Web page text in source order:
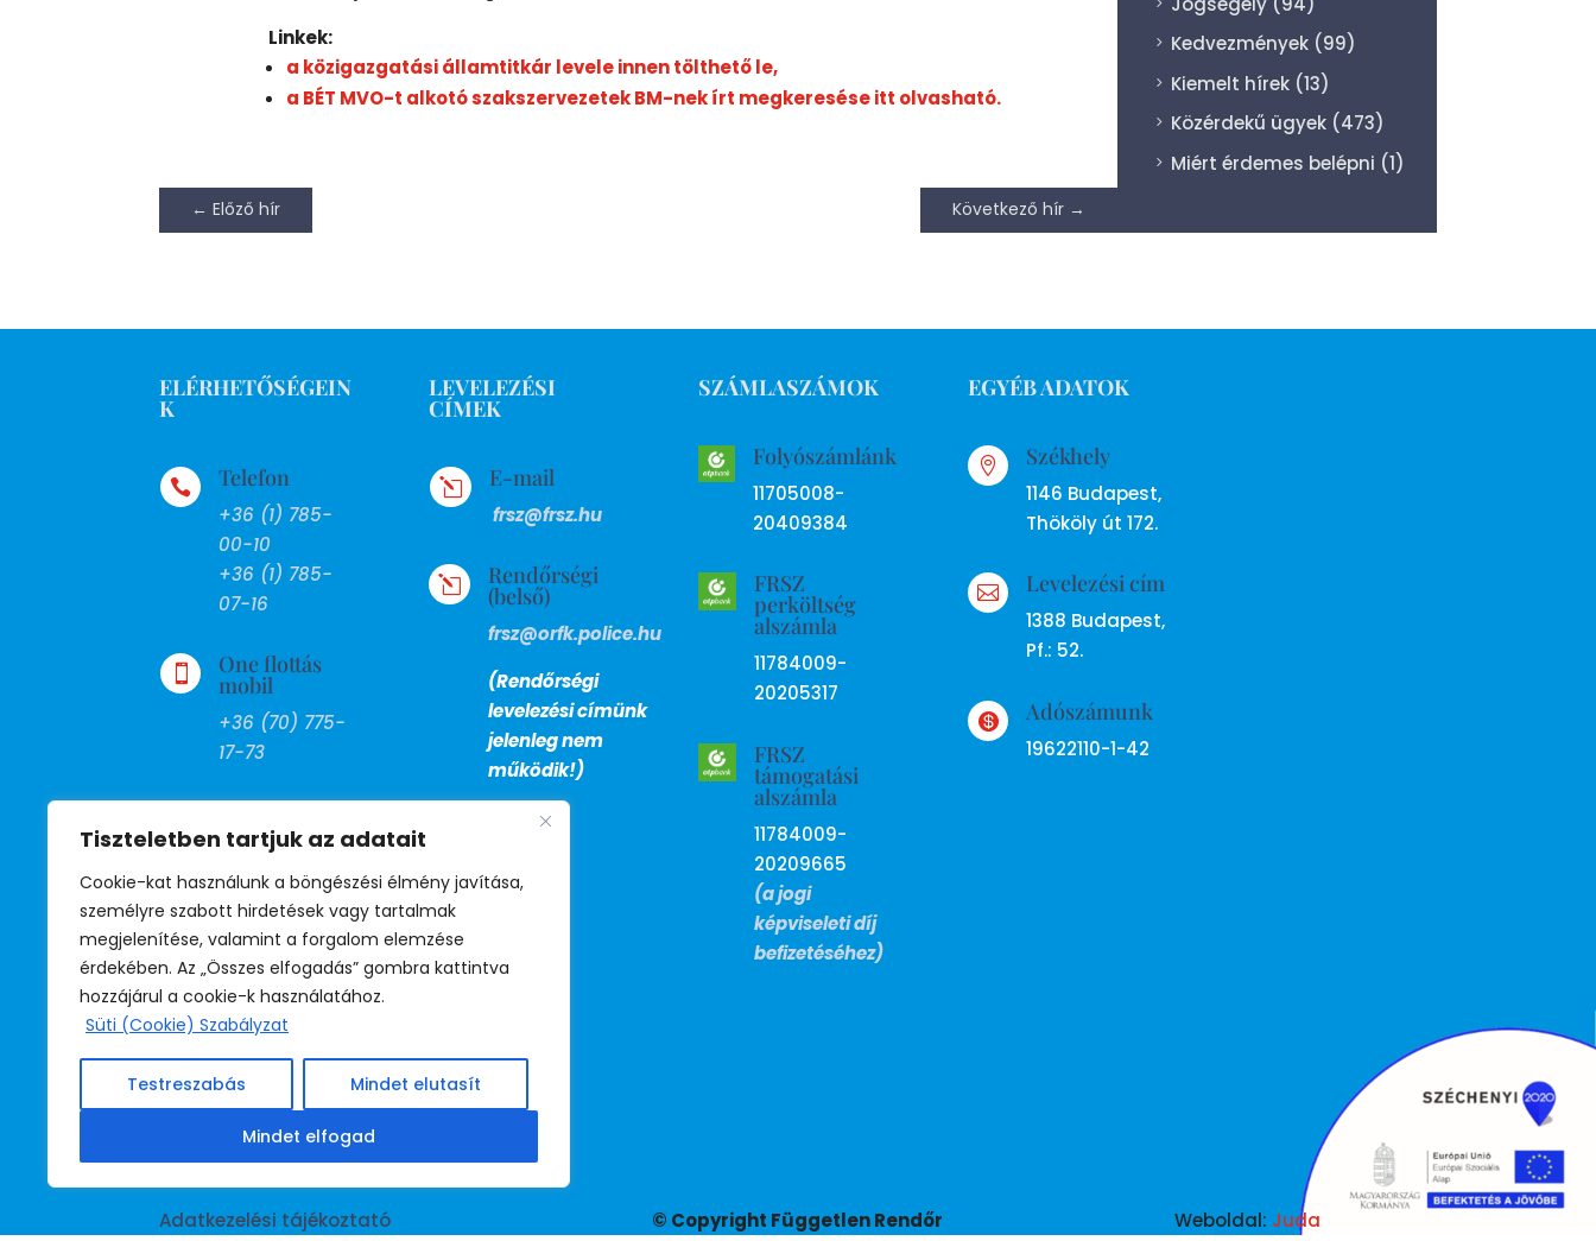
Tiszteletben tartjuk az adatait
Cookie-kat használunk a böngészési élmény javítása,
személyre szabott hirdetések vagy tartalmak
megjelenítése, valamint a forgalom elemzése
érdekében. Az „Összes elfogadás” gombra kattintva
hozzájárul a cookie-k használatához.
Süti (Cookie) Szabályzat
Testreszabás Mindet elutasít
Mindet elfogad
Linkek:
a közigazgatási államtitkár levele innen tölthető le,
a BÉT MVO-t alkotó szakszervezetek BM-nek írt megkeresése itt olvasható.
←Előző hír Következő hír→
Kedvezmények(99)
Kiemelt hírek(13)
Közérdekű ügyek(473)
Miért érdemes belépni (1)
ELÉRHETŐSÉGEIN
K
 Telefon
+36 (1) 785-
00-10
+36 (1) 785-
07-16
 One flottás
mobil
+36 (70) 775-
17-73
+36 (1) 799-
27-13
 BM telefon
39-530
(titkárság)
39-531
(jogsegély)
39-532
(irodavezető)
LEVELEZÉSI
CÍMEK
l E-mail
frsz@frsz.hu
l Rendőrségi
(belső)
frsz@orfk.police.hu
(Rendőrségi
levelezési címünk
jelenleg nem
működik!)
SZÁMLASZÁMOK
Folyószámlánk
11705008-
20409384
FRSZ
perköltség
alszámla
11784009-
20205317
FRSZ
támogatási
alszámla
11784009-
20209665
(a jogi
képviseleti díj
befizetéséhez)
EGYÉB ADATOK
 Székhely
1146 Budapest,
Thököly út 172.
 Levelezési cím
1388 Budapest,
Pf.: 52.
 Adószámunk
19622110-1-42
Adatkezelési tájékoztató
© Copyright Független Rendőr
Weboldal: Juda